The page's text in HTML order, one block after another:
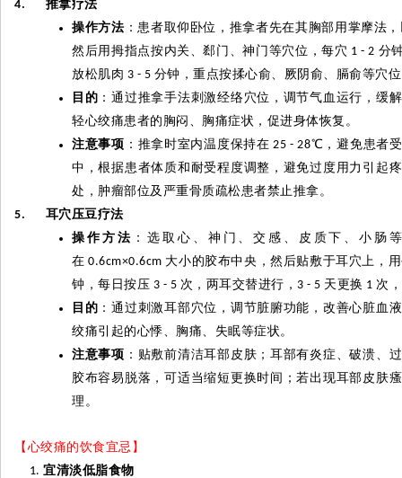
4.
推拿疗法
操作方法 ：患者取仰卧位，推拿者先在其胸部用掌摩法
然后用拇指点按内关、郄门、神门等穴位，每穴 1 - 2 分
放松肌肉 3 - 5 分钟，重点按揉心俞、厥阴俞、膈俞等穴
目的 ：通过推拿手法刺激经络穴位，调节气血运行，缓
轻心绞痛患者的胸闷、胸痛症状，促进身体恢复。
注意事项 ：推拿时室内温度保持在 25 - 28℃ ，避免患者
中，根据患者体质和耐受程度调整，避免过度用力引起
处，肿瘤部位及严重骨质疏松患者禁止推拿。
5.
耳穴压豆疗法
操作方法 ：选取心、神门、交感、皮质下、小肠
在 0.6cm×0.6cm 大小的胶布中央，然后贴敷于耳穴上，
钟，每日按压 3 - 5 次，两耳交替进行， 3 - 5 天更换 1 次，
目的 ：通过刺激耳部穴位，调节脏腑功能，改善心脏血
绞痛引起的心悸、胸痛、失眠等症状。
注意事项 ：贴敷前清洁耳部皮肤；耳部有炎症、破溃、
胶布容易脱落，可适当缩短更换时间；若出现耳部皮肤
理。
【心绞痛的饮食宜忌】
宜清淡低脂食物